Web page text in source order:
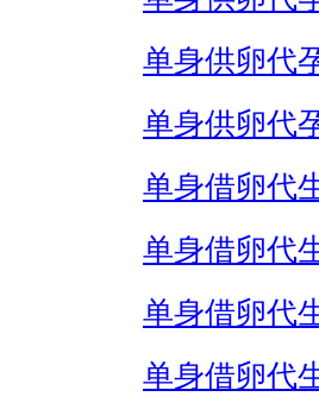
单身供卵代
单身供卵代
单身借卵代
单身借卵代
单身借卵代
单身借卵代